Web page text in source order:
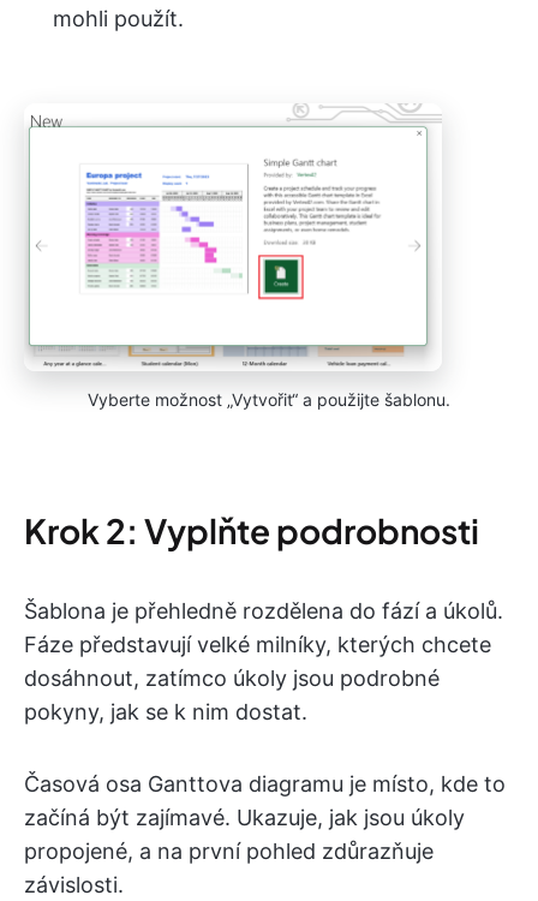
mohli použít.
Vyberte možnost „Vytvořit“ a použijte šablonu.
Krok 2: Vyplňte podrobnosti
Šablona je přehledně rozdělena do fází a úkolů.
Fáze představují velké milníky, kterých chcete
dosáhnout, zatímco úkoly jsou podrobné
pokyny, jak se k nim dostat.
Časová osa Ganttova diagramu je místo, kde to
začíná být zajímavé. Ukazuje, jak jsou úkoly
propojené, a na první pohled zdůrazňuje
závislosti.